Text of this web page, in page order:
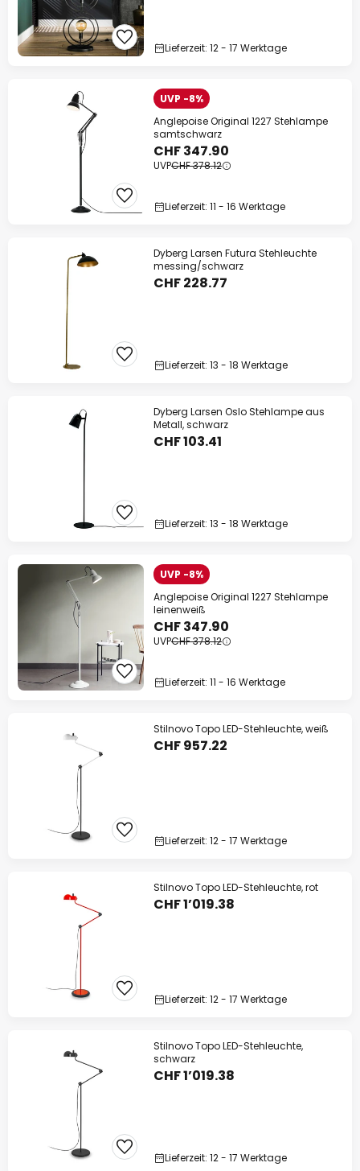
Lieferzeit: 12 - 17 Werktage
UVP -8%
Anglepoise Original 1227 Stehlampe
samtschwarz
CHF 347.90
UVPCHF 378.12
Lieferzeit: 11 - 16 Werktage
Dyberg Larsen Futura Stehleuchte
messing/schwarz
CHF 228.77
Lieferzeit: 13 - 18 Werktage
Dyberg Larsen Oslo Stehlampe aus
Metall, schwarz
CHF 103.41
Lieferzeit: 13 - 18 Werktage
UVP -8%
Anglepoise Original 1227 Stehlampe
leinenweiß
CHF 347.90
UVPCHF 378.12
Lieferzeit: 11 - 16 Werktage
Stilnovo Topo LED-Stehleuchte, weiß
CHF 957.22
Lieferzeit: 12 - 17 Werktage
Stilnovo Topo LED-Stehleuchte, rot
CHF 1’019.38
Lieferzeit: 12 - 17 Werktage
Stilnovo Topo LED-Stehleuchte,
schwarz
CHF 1’019.38
Lieferzeit: 12 - 17 Werktage